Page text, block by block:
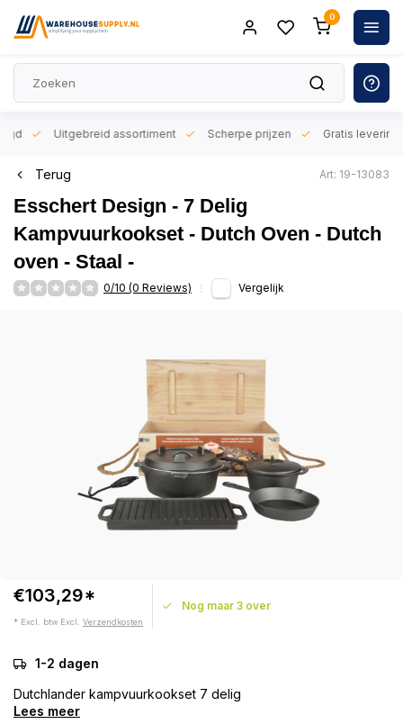
0
Uitgebreid assortiment Scherpe prijzen Gratis levering
Terug Art: 19-13083
Esschert Design - 7 Delig
Kampvuurkookset - Dutch Oven - Dutch
oven - Staal -
0/10 (0 Reviews) Vergelijk
€103,29*
* Excl. btw Excl. Verzendkosten
Nog maar 3 over
1-2 dagen
Dutchlander kampvuurkookset 7 delig
Lees meer